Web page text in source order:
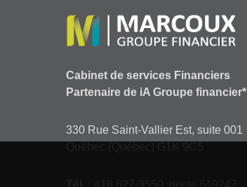
Cabinet de services Financiers
Partenaire de iA Groupe financier*
330 Rue Saint-Vallier Est, suite 001